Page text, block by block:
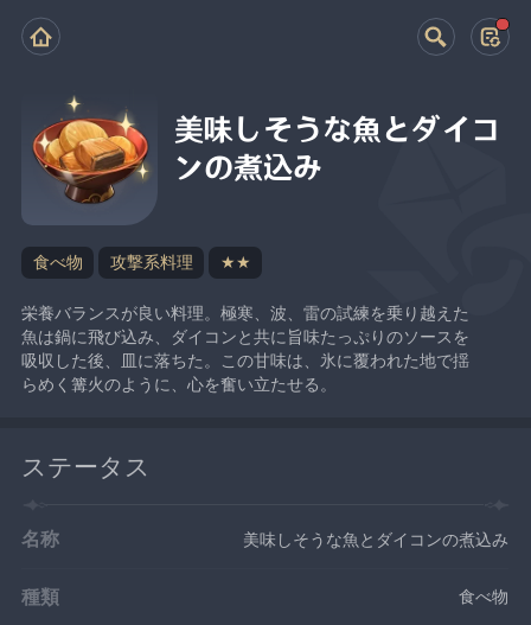
美味しそうな魚とダイコ
ンの煮込み
食べ物 攻撃系料理 ★★
栄養バランスが良い料理。極寒、波、雷の試練を乗り越えた
魚は鍋に飛び込み、ダイコンと共に旨味たっぷりのソースを
吸収した後、皿に落ちた。この甘味は、氷に覆われた地で揺
らめく篝火のように、心を奮い立たせる。
ステータス
名称 美味しそうな魚とダイコンの煮込み
種類 食べ物